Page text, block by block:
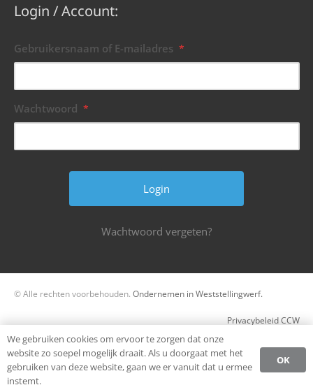
Login / Account:
Gebruikersnaam of E-mailadres *
Wachtwoord *
Wachtwoord vergeten?
© Alle rechten voorbehouden. Ondernemen in Weststellingwerf.
Privacybeleid CCW
Register
Login
We gebruiken cookies om ervoor te zorgen dat onze
website zo soepel mogelijk draait. Als u doorgaat met het
gebruiken van deze website, gaan we er vanuit dat u ermee
instemt.
OK